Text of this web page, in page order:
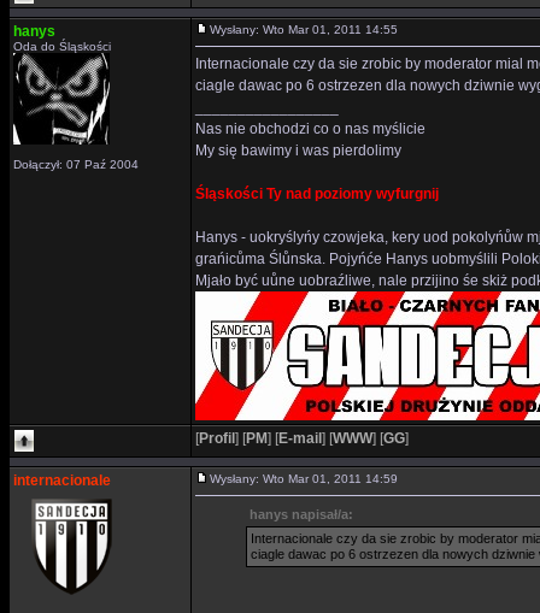
hanys
Oda do Śląskości
Dołączył: 07 Paź 2004
Wysłany: Wto Mar 01, 2011 14:55
Internacionale czy da sie zrobic by moderator mial
ciagle dawac po 6 ostrzezen dla nowych dziwnie
Nas nie obchodzi co o nas myślicie
My się bawimy i was pierdolimy
Śląskości Ty nad poziomy wyfurgnij
Hanys - uokryślyńy czowjeka, kery uod pokolyńůw
grańicůma Ślůnska. Pojyńće Hanys uobmyślili
Mjało być uůne uobraźliwe, nale przijino śe skiż
[Profil ] [PM] [E-mail ] [WWW] [GG]
internacionale Wysłany: Wto Mar 01, 2011 14:59
hanys napisał/a:
Internacionale czy da sie zrobic by moderator
ciagle dawac po 6 ostrzezen dla nowych